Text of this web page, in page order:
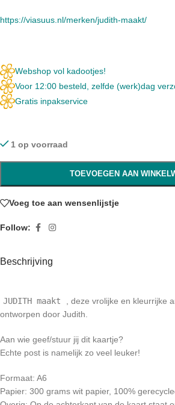
https://viasuus.nl/merken/judith-maakt/
Webshop vol kadootjes!
Voor 12:00 besteld, zelfde (werk)dag
Gratis inpakservice
1 op voorraad
TOEVOEGEN AAN
Voeg toe aan wensenlijstje
Follow:
Beschrijving
JUDITH maakt
, deze vrolijke en kleurrijke
ontworpen door Judith.
Aan wie geef/stuur jij dit kaartje?
Echte post is namelijk zo veel leuker!
Formaat: A6
Papier: 300 grams wit papier, 100%